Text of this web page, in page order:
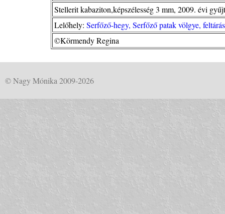
Stellerit kabaziton,képszélesség 3 mm, 2009. évi
Lelőhely: Serfőző-hegy, Serfőző patak völgye,
©Körmendy Regina
© Nagy Mónika 2009-2026